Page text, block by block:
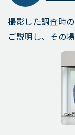
撮影した調査時
ご説明し、その